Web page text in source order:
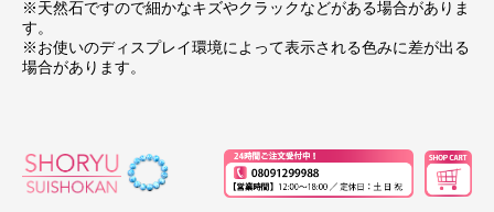
※天然石ですので細かなキズやクラックなどがある場合がありま
す。
※お使いのディスプレイ環境によって表示される色みに差が出る
場合があります。